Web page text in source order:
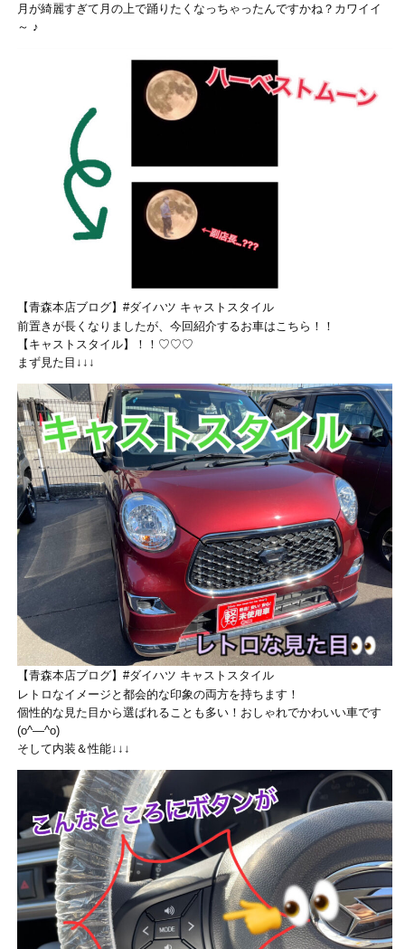
月が綺麗すぎて月の上で踊りたくなっちゃったんですかね？カワイイ
～ ♪
【青森本店ブログ】#ダイハツ キャストスタイル
前置きが長くなりましたが、今回紹介するお車はこちら！！
【キャストスタイル】！！♡♡♡
まず見た目↓↓↓
【青森本店ブログ】#ダイハツ キャストスタイル
レトロなイメージと都会的な印象の両方を持ちます！
個性的な見た目から選ばれることも多い！おしゃれでかわいい車です
(o^―^o)
そして内装＆性能↓↓↓